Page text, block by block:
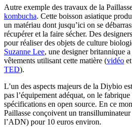
Autre exemple des travaux de la
kombucha. Cette boisson asiatique
un matériau dont jusqu’ici on se
récupérer et la faire sécher. Des
pour réaliser des objets de culture
Suzanne Lee, une designer britannique
vêtements utilisant cette matière (vidéo et
TED).
L’un des aspects majeurs de la Diybio
pas l’équipement adéquat, on le
spécifications en open source. En ce
Paillasse conçoivent un
l’ADN) pour 10 euros environ.